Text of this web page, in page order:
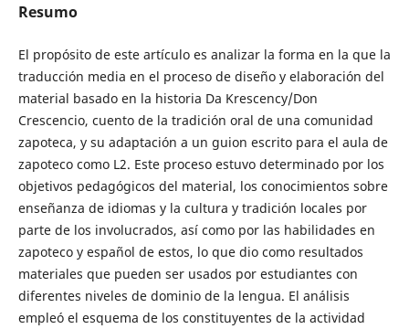
Resumo
El propósito de este artículo es analizar la forma en la que la
traducción media en el proceso de diseño y elaboración del
material basado en la historia Da Krescency/Don
Crescencio, cuento de la tradición oral de una comunidad
zapoteca, y su adaptación a un guion escrito para el aula de
zapoteco como L2. Este proceso estuvo determinado por los
objetivos pedagógicos del material, los conocimientos sobre
enseñanza de idiomas y la cultura y tradición locales por
parte de los involucrados, así como por las habilidades en
zapoteco y español de estos, lo que dio como resultados
materiales que pueden ser usados por estudiantes con
diferentes niveles de dominio de la lengua. El análisis
empleó el esquema de los constituyentes de la actividad